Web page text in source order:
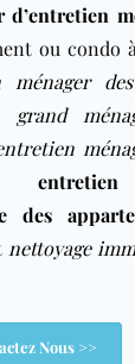
d’entretien
ou condo
ménager
grand
des
nettoyage
Nous >>